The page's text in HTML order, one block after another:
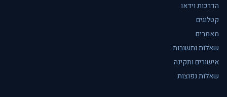
הדרכות וידאו
קטלוגים
מאמרים
שאלות ותשובות
אישורים ותקינה
שאלות נפוצות